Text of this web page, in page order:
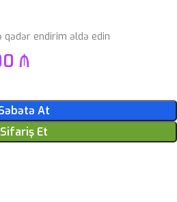
endirim əldə edin
₼
At
Sifariş Et